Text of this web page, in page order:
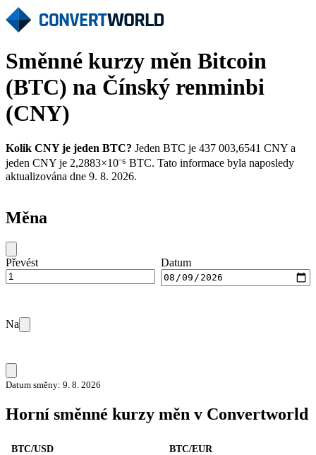
Směnné kurzy měn Bitcoin
(BTC) na Čínský renminbi
(CNY)
Kolik CNY je jeden BTC? Jeden BTC je 437 003,6541 CNY a
jeden CNY je 2,2883×10⁻⁶ BTC. Tato informace byla naposledy
aktualizována dne 9. 8. 2026.
Měna
Převést Datum
Na
Datum směny: 9. 8. 2026
Horní směnné kurzy měn v Convertworld
BTC/USD BTC/EUR